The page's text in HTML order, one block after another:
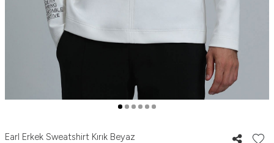
Earl Erkek Sweatshirt Kırık Beyaz